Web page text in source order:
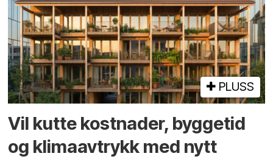
PLUSS
Vil kutte kostnader, byggetid
og klima­avtrykk med nytt